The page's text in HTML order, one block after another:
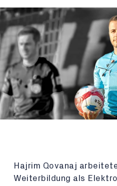
Hajrim Qovanaj
Weiterbildung als